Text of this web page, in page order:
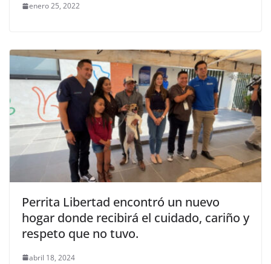
enero 25, 2022
Perrita Libertad encontró un nuevo
hogar donde recibirá el cuidado, cariño y
respeto que no tuvo.
abril 18, 2024